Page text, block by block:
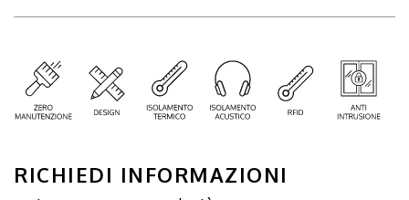
RICHIEDI INFORMAZIONI